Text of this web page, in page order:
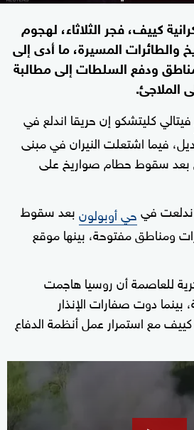
كييف، فجر الثلاثاء، لهجوم
المسيرة، ما أدى إلى
ودفع السلطات إلى مطالبة
الملاجئ.
فيتالي كليتشكو إن حريقا اندلع في
فيما اشتعلت النيران في مبنى
سقوط حطام صواريخ على
فيحي أوبولونبعد سقوط
ومناطق مفتوحة، بينها موقع
للعاصمة أن روسيا هاجمت
بينما دوت صفارات الإنذار
مع استمرار عمل أنظمة الدفاع
seconds